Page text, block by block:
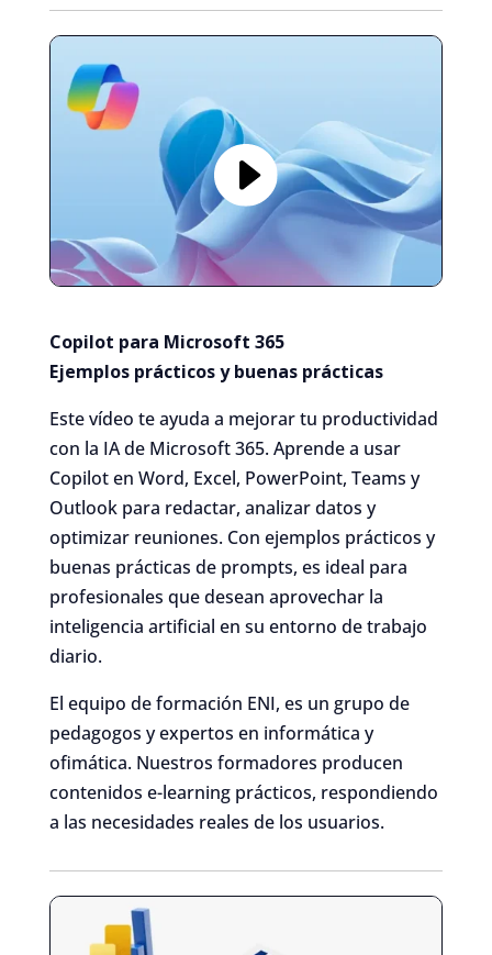
Copilot para Microsoft 365
Ejemplos prácticos y buenas prácticas
Este vídeo te ayuda a mejorar tu productividad
con la IA de Microsoft 365. Aprende a usar
Copilot en Word, Excel, PowerPoint, Teams y
Outlook para redactar, analizar datos y
optimizar reuniones. Con ejemplos prácticos y
buenas prácticas de prompts, es ideal para
profesionales que desean aprovechar la
inteligencia artificial en su entorno de trabajo
diario.
El equipo de formación ENI, es un grupo de
pedagogos y expertos en informática y
ofimática. Nuestros formadores producen
contenidos e-learning prácticos, respondiendo
a las necesidades reales de los usuarios.